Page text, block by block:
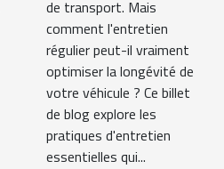
de transport. Mais
comment l'entretien
régulier peut-il vraiment
optimiser la longévité de
votre véhicule ? Ce billet
de blog explore les
pratiques d'entretien
essentielles qui...